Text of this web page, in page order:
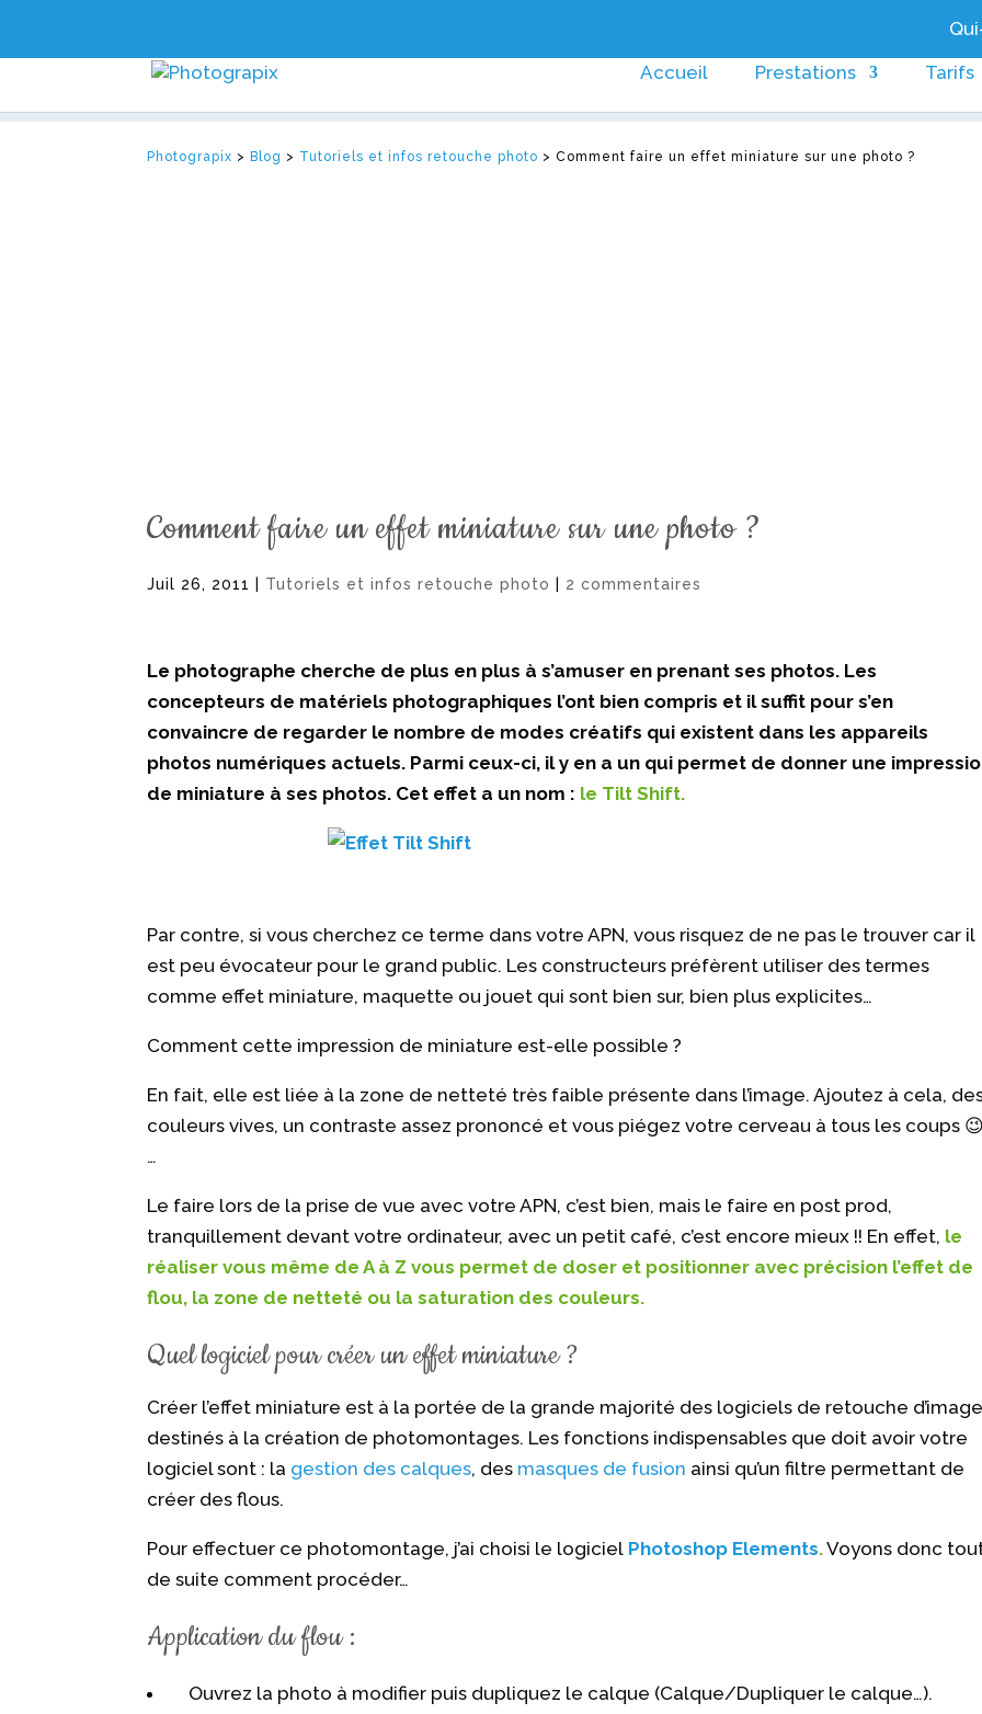
Accueil Prestations Tarifs
Photograpix > Blog > Tutoriels et infos retouche photo >Comment faire un effet miniature sur une photo ?
Comment faire un effet miniature sur une photo ?
Juil 26, 2011 Tutoriels et infos retouche photo 2 commentaires
Le photographe cherche de plus en plus à s’amuser en prenant ses photos. Les
concepteurs de matériels photographiques l’ont bien compris et il suffit pour s’en
convaincre de regarder le nombre de modes créatifs qui existent dans les appareils
photos numériques actuels. Parmi ceux-ci, il y en a un qui permet de donner une
de miniature à ses photos. Cet effet a un nom : le Tilt Shift.
Par contre, si vous cherchez ce terme dans votre APN, vous risquez de ne pas le trouver car il
est peu évocateur pour le grand public. Les constructeurs préfèrent utiliser des termes
comme effet miniature, maquette ou jouet qui sont bien sur, bien plus explicites…
Comment cette impression de miniature est-elle possible ?
En fait, elle est liée à la zone de netteté très faible présente dans l’image. Ajoutez à cela,
couleurs vives, un contraste assez prononcé et vous piégez votre cerveau à tous les coups
…
Le faire lors de la prise de vue avec votre APN, c’est bien, mais le faire en post prod,
tranquillement devant votre ordinateur, avec un petit café, c’est encore mieux !! En effet, le
réaliser vous même de A à Z vous permet de doser et positionner avec précision l’effet de
flou, la zone de netteté ou la saturation des couleurs.
Quel logiciel pour créer un effet miniature ?
Créer l’effet miniature est à la portée de la grande majorité des logiciels de retouche
destinés à la création de photomontages. Les fonctions indispensables que doit avoir votre
logiciel sont : la gestion des calques, des masques de fusion ainsi qu’un filtre permettant de
créer des flous.
Pour effectuer ce photomontage, j’ai choisi le logiciel Photoshop Elements.Voyons donc
de suite comment procéder…
Application du flou :
Ouvrez la photo à modifier puis dupliquez le calque (Calque/Dupliquer le calque…).